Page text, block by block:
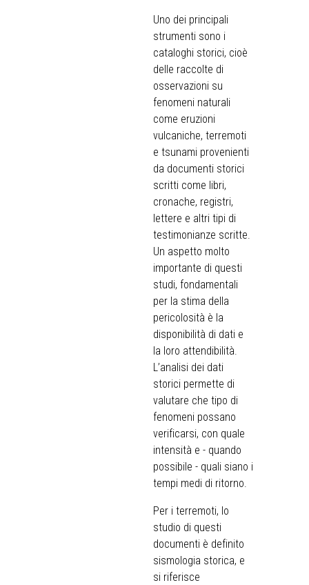
Uno dei principali
strumenti sono i
cataloghi storici, cioè
delle raccolte di
osservazioni su
fenomeni naturali
come eruzioni
vulcaniche, terremoti
e tsunami provenienti
da documenti storici
scritti come libri,
cronache, registri,
lettere e altri tipi di
testimonianze scritte.
Un aspetto molto
importante di questi
studi, fondamentali
per la stima della
pericolosità è la
disponibilità di dati e
la loro attendibilità.
L’analisi dei dati
storici permette di
valutare che tipo di
fenomeni possano
verificarsi, con quale
intensità e - quando
possibile - quali siano i
tempi medi di ritorno.
Per i terremoti, lo
studio di questi
documenti è definito
sismologia storica, e
si riferisce